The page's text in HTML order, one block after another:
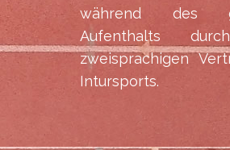
während des
Aufenthalts
zweisprachigen
Intursports.